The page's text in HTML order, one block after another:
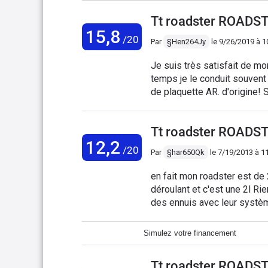
tendance à s'effriter avec
malheureusement eu le
à une société
comme neuf et garantie 2
trouver des alternatives.
c'est un très bon achat !
l’avoir revendue!
15,8 /20
Tt roadster
Par §Hen264Jy le 9/26/2019 à
Je suis très satisfait de
temps je le conduit
de plaquette AR. d'origine!
carburant.
12,2 /20
Tt roadster
Par §har650Qk le 7/19/2013 à
en fait mon roadster est de
déroulant et c'est une 2l
des ennuis avec leur
problèmes : Audi France
n'est pas le plus grave Le
Simulez votre financement